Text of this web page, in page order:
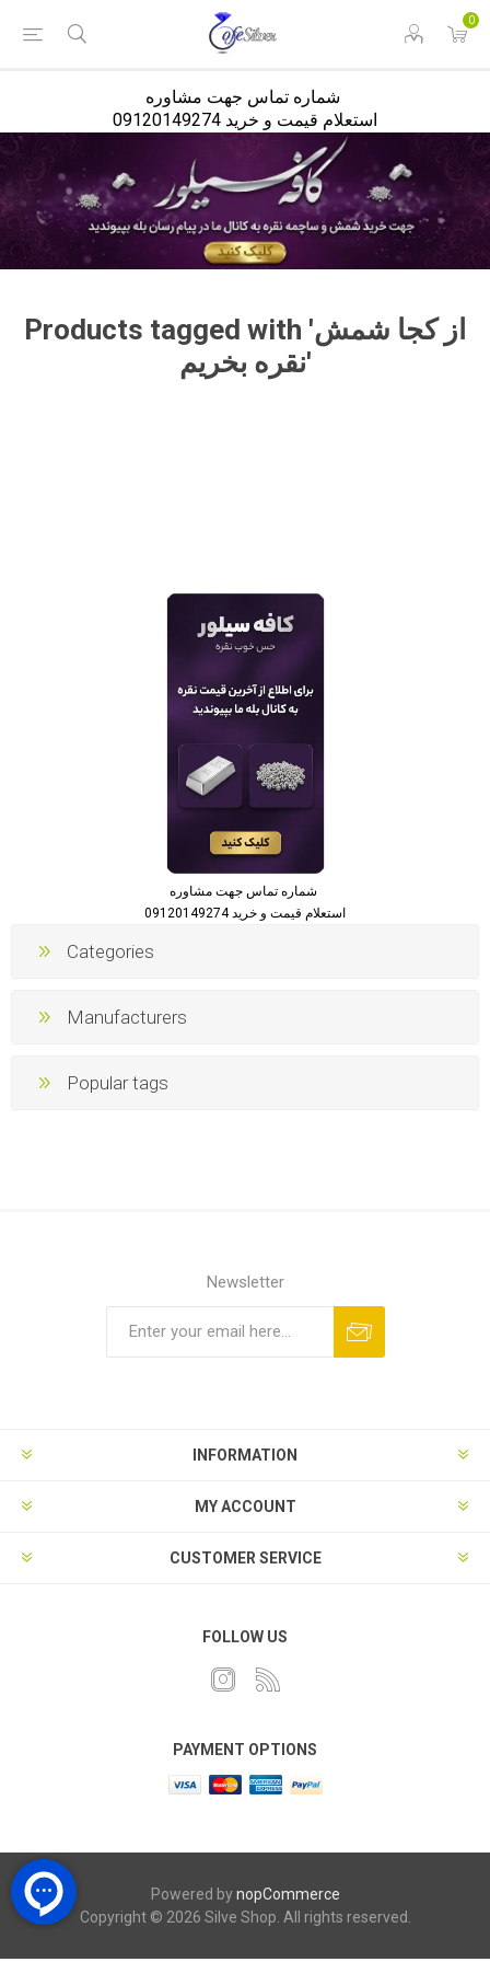
0
استعلام قیمت و خرید 09120149274
Products tagged with 'از کجا شمش
نقره بخریم'
استعلام قیمت و خرید 09120149274
Categories
Manufacturers
Popular tags
Newsletter
INFORMATION
MY ACCOUNT
CUSTOMER SERVICE
FOLLOW US
PAYMENT OPTIONS
Powered bynopCommerce
Copyright © 2026 Silve Shop. All rights reserved.